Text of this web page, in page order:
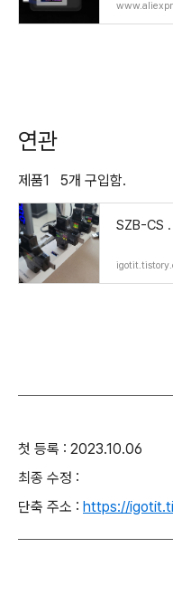
icator
연관
제품1 5개 구입함.
SZB-CS .
첫 등록 : 2023.10.06
최종 수정 :
단축 주소 : https://